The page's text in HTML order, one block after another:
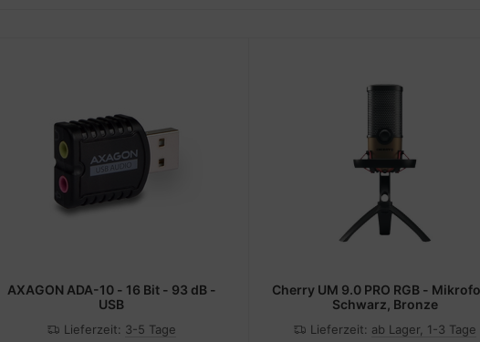
AXAGON ADA-10 - 16 Bit - 93 dB -
USB
Lieferzeit: 3-5 Tage
Cherry UM 9.0 PRO RGB -
Schwarz, Bronze
Lieferzeit: ab Lager, 1-3 Tage